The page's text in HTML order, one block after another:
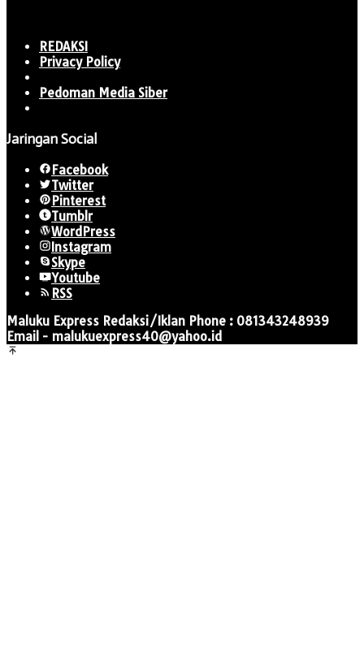
REDAKSI
Privacy Policy
Pedoman Media Siber
Jaringan Social
Facebook
Twitter
Pinterest
Tumblr
WordPress
Instagram
Skype
Youtube
RSS
Maluku Express Redaksi/Iklan Phone : 081343248939
Email - malukuexpress40@yahoo.id